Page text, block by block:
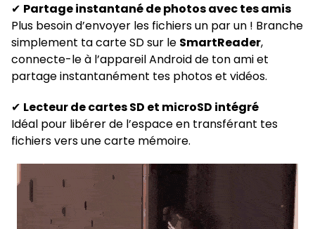
✔ Partage instantané de photos avec tes amis
Plus besoin d’envoyer les fichiers un par un ! Branche
simplement ta carte SD sur le SmartReader,
connecte-le à l’appareil Android de ton ami et
partage instantanément tes photos et vidéos.
✔ Lecteur de cartes SD et microSD intégré
Idéal pour libérer de l’espace en transférant tes
fichiers vers une carte mémoire.